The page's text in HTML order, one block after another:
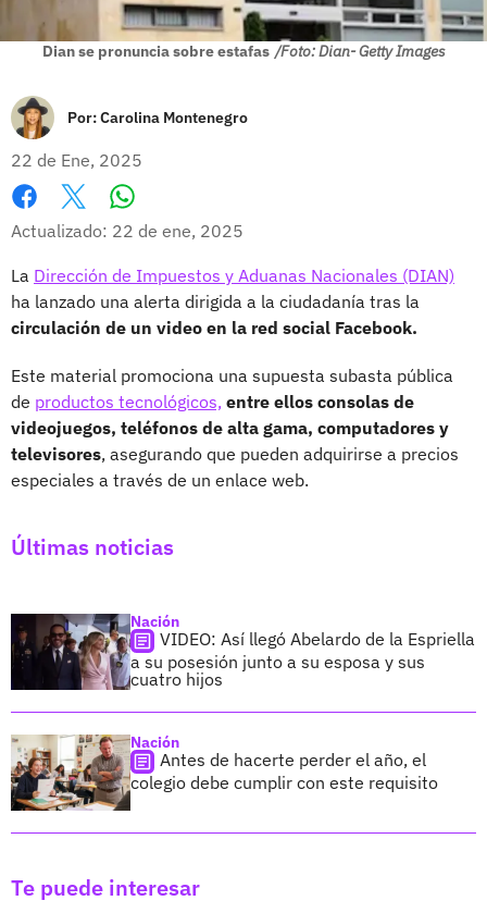
Dian se pronuncia sobre estafas /Foto: Dian- Getty Images
Por:Carolina Montenegro
22 de Ene, 2025
Facebook
X
Actualizado: 22 de ene, 2025
La Dirección de Impuestos y Aduanas Nacionales (DIAN)
ha lanzado una alerta dirigida a la ciudadanía tras la
circulación de un video en la red social Facebook.
Este material promociona una supuesta subasta pública
de productos tecnológicos, entre ellos consolas de
videojuegos, teléfonos de alta gama, computadores y
televisores, asegurando que pueden adquirirse a precios
especiales a través de un enlace web.
Últimas noticias
Nación
VIDEO: Así llegó Abelardo de la Espriella
a su posesión junto a su esposa y sus
cuatro hijos
Nación
Antes de hacerte perder el año, el
colegio debe cumplir con este requisito
Te puede interesar